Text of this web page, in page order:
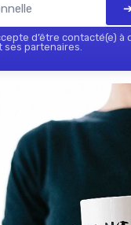
d’être contacté(e) à
ses partenaires.